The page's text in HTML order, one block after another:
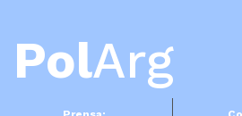
PolArg